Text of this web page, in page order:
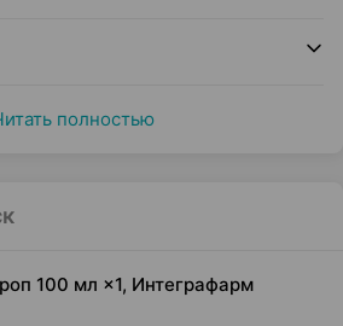
полностью
100 мл ×1, Интеграфарм